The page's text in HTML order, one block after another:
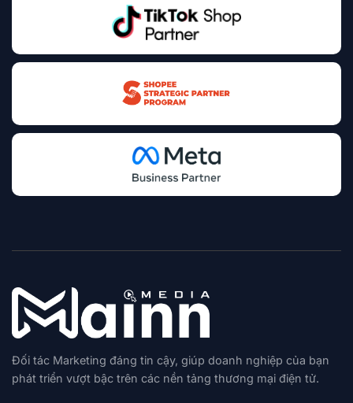
Đối tác Marketing đáng tin cậy, giúp doanh nghiệp của bạn
phát triển vượt bậc trên các nền tảng thương mại điện tử.